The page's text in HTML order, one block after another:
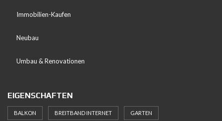
Immobilien-Kaufen
Neubau
Umbau & Renovationen
EIGENSCHAFTEN
BALKON BREITBAND INTERNET GARTEN